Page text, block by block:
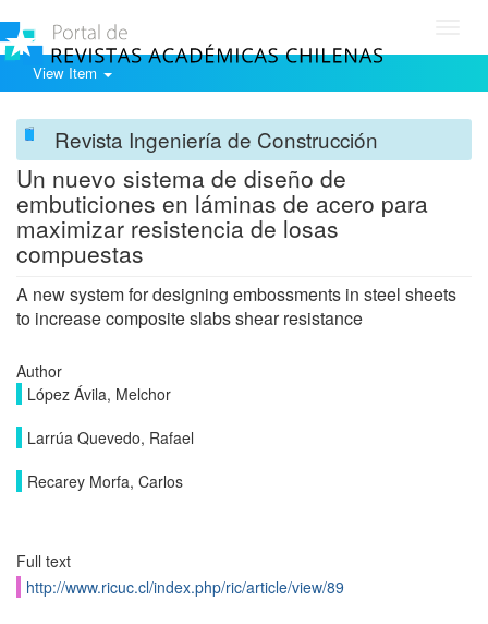
View Item
Revista Ingeniería de Construcción
Un nuevo sistema de diseño de
embuticiones en láminas de acero para
maximizar resistencia de losas
compuestas
A new system for designing embossments in steel sheets
to increase composite slabs shear resistance
Author
López Ávila, Melchor
Larrúa Quevedo, Rafael
Recarey Morfa, Carlos
Full text
http://www.ricuc.cl/index.php/ric/article/view/89